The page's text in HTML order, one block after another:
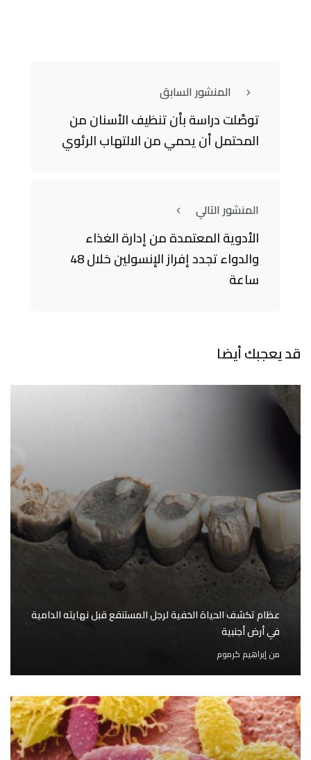
المنشور السابق
توصَّلت دراسة بأن تنظيف الأسنان من
المحتمل أن يحمي من الالتهاب الرئوي
المنشور التالي
الأدوية المعتمدة من إدارة الغذاء
والدواء تجدد إفراز الإنسولين خلال 48
ساعة
قد يعجبك أيضا
عظام تكشف الحياة الخفية لرجل المستنقع قبل نهايته الدامية
في أرض أجنبية
منإبراهيم كرموم